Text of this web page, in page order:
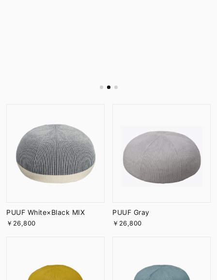
PUUF White×Black MIX
￥26,800
PUUF Gray
￥26,800